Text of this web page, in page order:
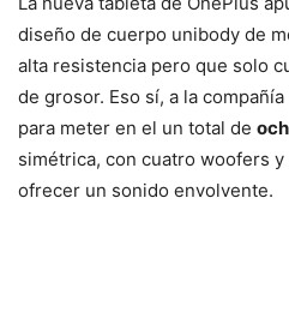
diseño de cuerpo unibody de
alta resistencia pero que solo
de grosor. Eso sí, a la
para meter en el un total de
simétrica, con cuatro woofers
ofrecer un sonido envolvente.